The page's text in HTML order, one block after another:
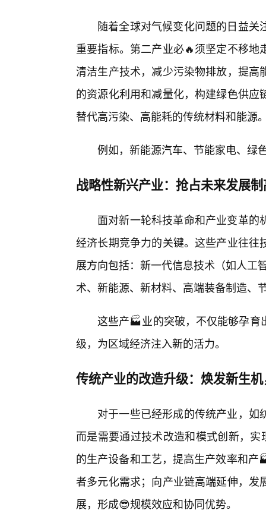
随着全球对气候变化问题的日益
重要指标。第二产业必🔥须坚定不移
清洁生产技术，减少污染物排放，提
的资源化利用和减量化，构建绿色供
替代高污染、高能耗的传统材料和能源
例如，新能源汽车、节能家电、绿
战略性新兴产业：抢占未来发展
面对新一轮科技革命和产业变革
经济长期竞争力的关键。这些产业往
展方向包括：新一代信息技术（如人工
术、新能源、新材料、高端装备制造、
这些产🏭业的突破，不仅能够孕育
级，为区域经济注入新的活力。
传统产业的改造升级：焕发新生
对于一些已经形成的传统产业，
而是需要通过技术改造和模式创新，
的生产设备和工艺，提高生产效率和
者多元化需求；向产业链高端延伸，
展，形成😎规模效应和协同优势。